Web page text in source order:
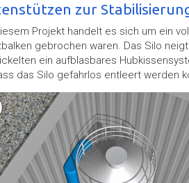
zur
Projekt handelt es sich um ein
gebrochen waren. Das Silo
ein aufblasbares
das Silo gefahrlos entleert werden